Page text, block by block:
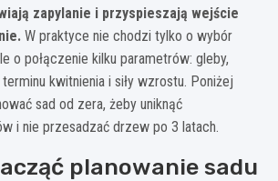
zapylanie i przyspieszają wejście
W praktyce nie chodzi tylko o wybór
o połączenie kilku parametrów: gleby,
kwitnienia i siły wzrostu. Poniżej
sad od zera, żeby uniknąć
i nie przesadzać drzew po 3 latach.
planowanie sadu